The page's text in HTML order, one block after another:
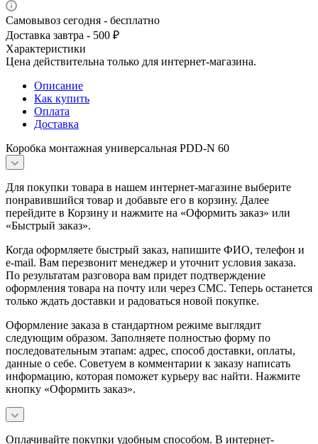
Самовывоз сегодня - бесплатно
Доставка завтра - 500 ₽
Характеристики
Цена действительна только для интернет-магазина.
Описание
Как купить
Оплата
Доставка
Коробка монтажная универсальная PDD-N 60
Для покупки товара в нашем интернет-магазине выберите
понравившийся товар и добавьте его в корзину. Далее
перейдите в Корзину и нажмите на «Оформить заказ» или
«Быстрый заказ».
Когда оформляете быстрый заказ, напишите ФИО, телефон и
e-mail. Вам перезвонит менеджер и уточнит условия заказа.
По результатам разговора вам придет подтверждение
оформления товара на почту или через СМС. Теперь останется
только ждать доставки и радоваться новой покупке.
Оформление заказа в стандартном режиме выглядит
следующим образом. Заполняете полностью форму по
последовательным этапам: адрес, способ доставки, оплаты,
данные о себе. Советуем в комментарии к заказу написать
информацию, которая поможет курьеру вас найти. Нажмите
кнопку «Оформить заказ».
Оплачивайте покупки удобным способом. В интернет-